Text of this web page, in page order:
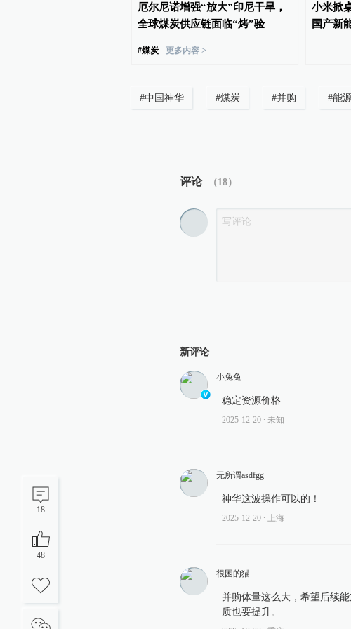
18
48
厄尔尼诺增强“放大”印尼干旱，
全球煤炭供应链面临“烤”验
#煤炭 更多内容 >
小米掀
国产新
#中国神华 #煤炭 #并购 #能
评论 （18）
新评论
小兔兔
稳定资源价格
2025-12-20 ∙ 未知
无所谓asdfgg
神华这波操作可以的！
2025-12-20 ∙ 上海
很困的猫
并购体量这么大，希望后续
质也要提升。